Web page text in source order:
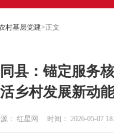
村基层党建>正文
县：锚定服务
乡村发展新动能
： 红星网 时间： 2026-05-07